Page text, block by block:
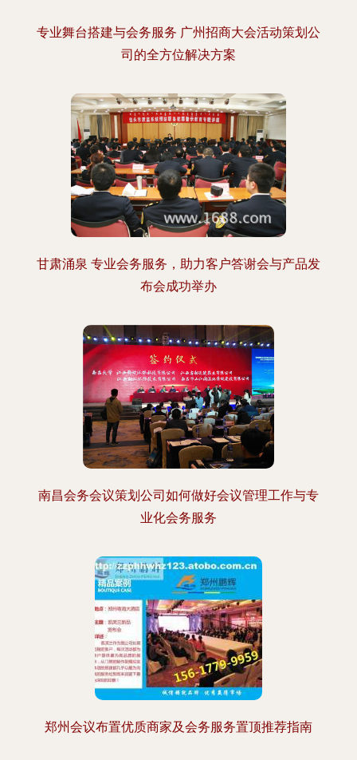
专业舞台搭建与会务服务 广州招商大会活动策划公
司的全方位解决方案
甘肃涌泉 专业会务服务，助力客户答谢会与产品发
布会成功举办
南昌会务会议策划公司如何做好会议管理工作与专
业化会务服务
郑州会议布置优质商家及会务服务置顶推荐指南